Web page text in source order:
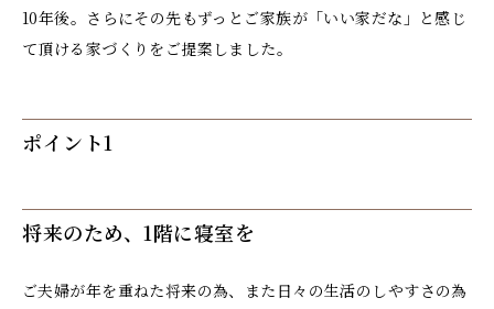
10年後。さらにその先もずっとご家族が「いい家だな」と感じ
て頂ける家づくりをご提案しました。
ポイント1
将来のため、1階に寝室を
ご夫婦が年を重ねた将来の為、また日々の生活のしやすさの為